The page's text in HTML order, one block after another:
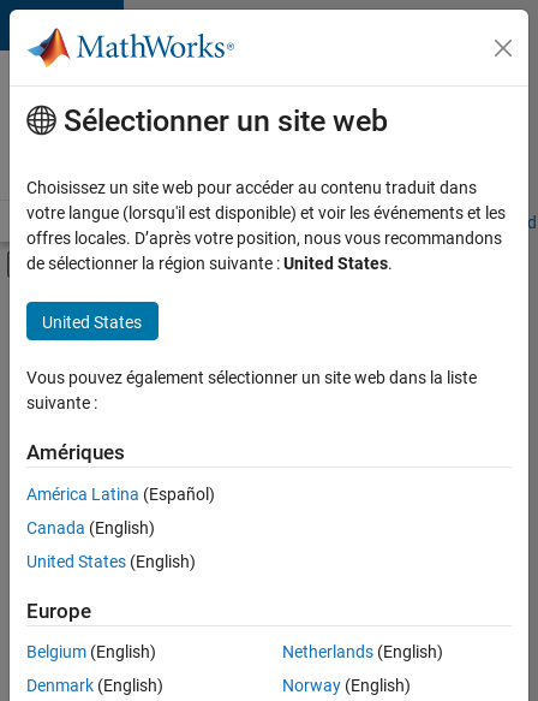
Passer au contenu
Votre
carrière
chez
Accueil Explorer nos opportunités Adresses de nos bureaux
Activer/désactiver l'affichage du menu
Contenu principal
FILTRER PAR
Programme destiné aux nouvelles carrières (EDG)
Développement de produits
Ingénierie de la qualité
Enregistrer
sélectionnées
Les
Sélectionner un site web
Choisissez un site web pour accéder au contenu traduit dans
votre langue (lorsqu'il est disponible) et voir les événements et les
offres locales. D’après votre position, nous vous recommandons
de sélectionner la région suivante :United States.
United States
Vous pouvez également sélectionner un site web dans la liste
suivante :
Amériques
América Latina (Español)
Canada (English)
United States (English)
Europe
Belgium (English)
Denmark (English)
Netherlands(English)
Norway(English)